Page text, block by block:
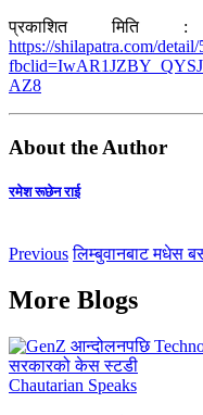
प्रकाशित
https://shilapatra.com/detail/
AZ8
About the Author
रमेश रूछेन राई
Previous लिम्बुवानबाट मधेस
More Blogs
Chautarian Speaks